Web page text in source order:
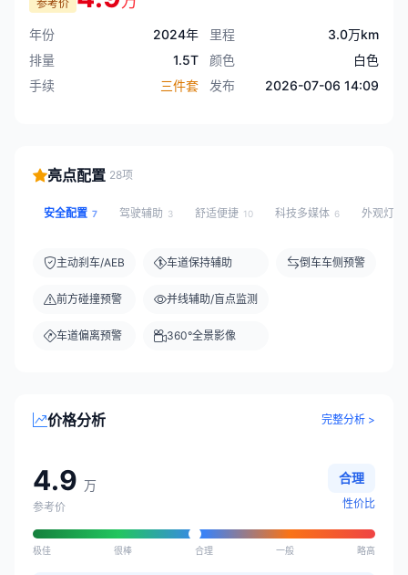
参考价
年份 2024年 里程
3.0万km
排量
1.5T 颜色
白色
手续
三件套 发布 2026-07-06 14:09
亮点配置 28项
安全配置 7 驾驶辅助 3 舒适便捷 10 科技多媒体 6 外观灯光
主动刹车/AEB
前方碰撞预警
车道偏离预警
车道保持辅助
并线辅助/盲点监测
360°全景影像
倒车车侧预警
价格分析 完整分析 >
4.9 万
参考价
合理
性价比
极佳 很棒 合理 一般 略高